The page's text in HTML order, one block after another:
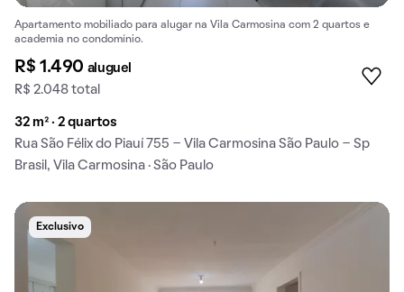
Apartamento mobiliado para alugar na Vila Carmosina com 2 quartos e
academia no condomínio.
R$ 1.490 aluguel
R$ 2.048 total
32 m² · 2 quartos
Rua São Félix do Piauí 755 - Vila Carmosina São Paulo - Sp
Brasil, Vila Carmosina · São Paulo
Exclusivo